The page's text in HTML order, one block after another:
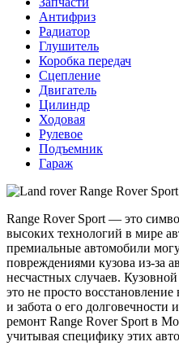
Антифриз
Радиатор
Глушитель
Коробка передач
Сцепление
Двигатель
Цилиндр
Ходовая
Рулевое
Подъемник
Гараж
Range Rover Sport — это
высоких технологий в мире
премиальные автомобили
повреждениями кузова из-за
несчастных случаев.
это не просто
и забота о его долговечности
ремонт Range Rover Sport в
учитывая специфику этих